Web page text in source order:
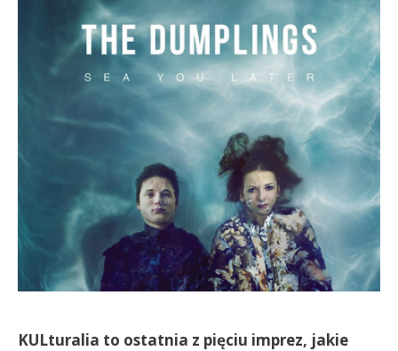
KULturalia to ostatnia z pięciu imprez, jakie